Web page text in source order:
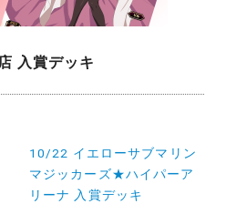
入賞デッキ
10/22 イエローサブマリン
マジッカーズ★ハイパーア
リーナ 入賞デッキ